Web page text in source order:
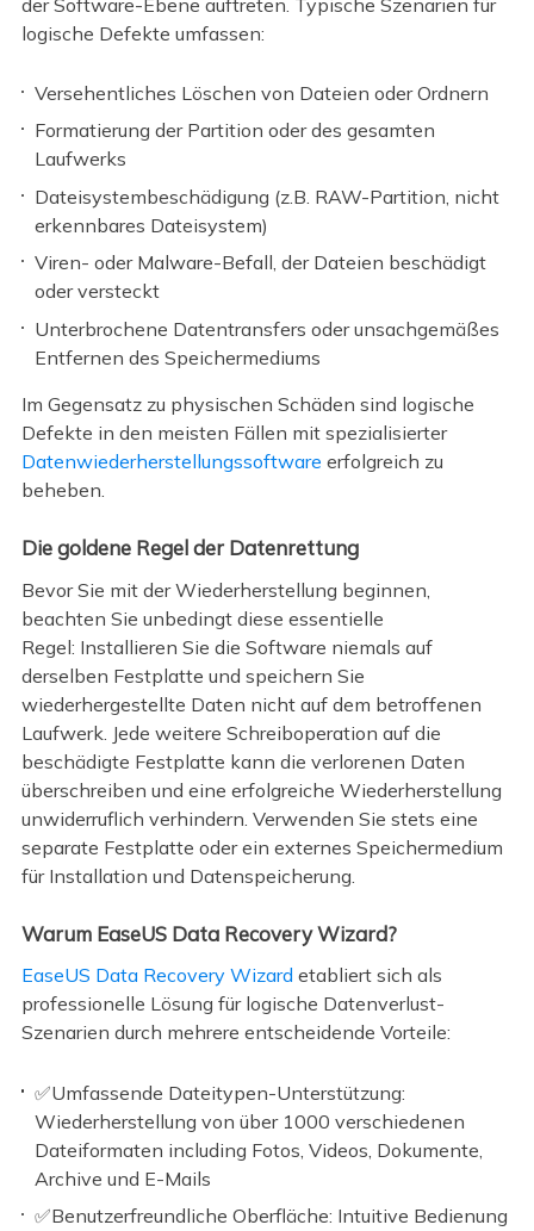
logische Defekte umfassen:
Versehentliches Löschen von Dateien oder Ordnern
Formatierung der Partition oder des gesamten
Laufwerks
Dateisystembeschädigung (z.B. RAW-Partition, nicht
erkennbares Dateisystem)
Viren- oder Malware-Befall, der Dateien beschädigt
oder versteckt
Unterbrochene Datentransfers oder unsachgemäßes
Entfernen des Speichermediums
Im Gegensatz zu physischen Schäden sind logische
Defekte in den meisten Fällen mit spezialisierter
Datenwiederherstellungssoftware erfolgreich zu
beheben.
Die goldene Regel der Datenrettung
Bevor Sie mit der Wiederherstellung beginnen,
beachten Sie unbedingt diese essentielle
Regel: Installieren Sie die Software niemals auf
derselben Festplatte und speichern Sie
wiederhergestellte Daten nicht auf dem betroffenen
Laufwerk. Jede weitere Schreiboperation auf die
beschädigte Festplatte kann die verlorenen Daten
überschreiben und eine erfolgreiche Wiederherstellung
unwiderruflich verhindern. Verwenden Sie stets eine
separate Festplatte oder ein externes Speichermedium
für Installation und Datenspeicherung.
Warum EaseUS Data Recovery Wizard?
EaseUS Data Recovery Wizard etabliert sich als
professionelle Lösung für logische Datenverlust-
Szenarien durch mehrere entscheidende Vorteile:
✅Umfassende Dateitypen-Unterstützung:
Wiederherstellung von über 1000 verschiedenen
Dateiformaten including Fotos, Videos, Dokumente,
Archive und E-Mails
✅Benutzerfreundliche Oberfläche: Intuitive Bedienung